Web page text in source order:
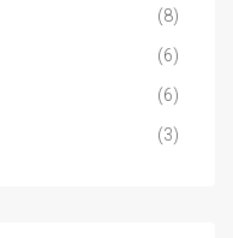
(8)
(6)
(6)
(3)